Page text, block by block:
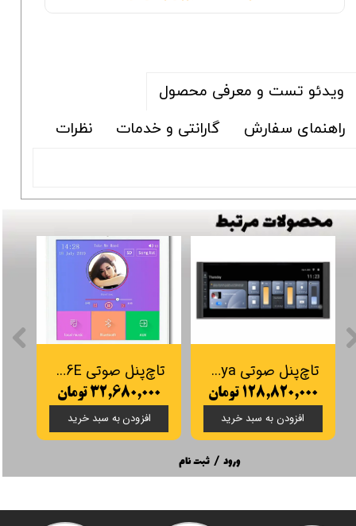
ویدئو تست و معرفی محصول
راهنمای سفارش
گارانتی و خدمات نظرات
تاچ‌پنل صوتی JX86E
۳۲,۶۸۰,۰۰۰ تومان
افزودن به سبد خرید
تاچ‌پنل صوتی JX12Tuya
۱۲۸,۸۲۰,۰۰۰ تومان
افزودن به سبد خرید
ورود / ثبت نام